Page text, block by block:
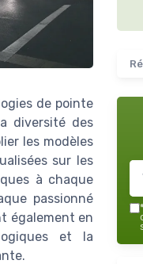
de pointe
diversité des
les modèles
sur les
à chaque
passionné
également en
et la
*